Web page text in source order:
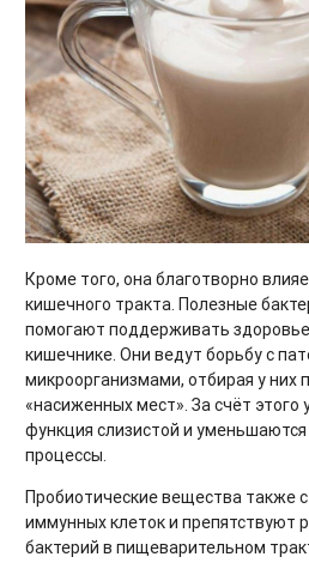
Кроме того, она благотворно
кишечного тракта. Полезные
помогают поддерживать
кишечнике. Они ведут борьбу с
микроорганизмами, отбирая у них
«насиженных мест». За счёт этого
функция слизистой и
процессы.
Пробиотические вещества также
иммунных клеток и
бактерий в пищеварительном